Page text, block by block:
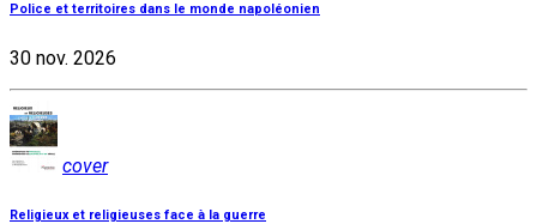
Police et territoires dans le monde napoléonien
30 nov. 2026
cover
Religieux et religieuses face à la guerre